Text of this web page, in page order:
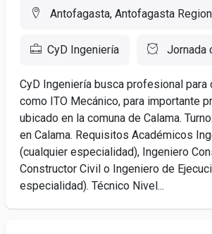
Antofagasta, Antofagasta
CyD Ingeniería Jornada
CyD Ingeniería busca profesional
como ITO Mecánico, para importante
ubicado en la comuna de Calama.
en Calama. Requisitos Académicos
(cualquier especialidad), Ingeniero
Constructor Civil o Ingeniero de
especialidad). Técnico Nivel...